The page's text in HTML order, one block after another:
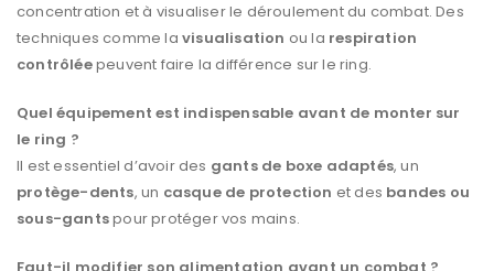
concentration et à visualiser le déroulement du combat. Des
techniques comme la visualisation ou la respiration
contrôléepeuvent faire la différence sur le ring.
Quel équipement est indispensable avant de monter sur
le ring ?
Il est essentiel d’avoir des gants de boxe adaptés, un
protège-dents, un casque de protection et des bandes ou
sous-gantspour protéger vos mains.